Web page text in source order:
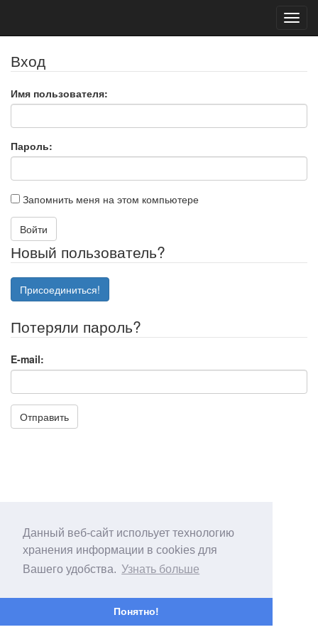
Данный веб-сайт испольует технологию
хранения информации в cookies для
Вашего удобства. Узнать больше
Понятно!
Вход
Имя пользователя:
Пароль:
Запомнить меня на этом компьютере
Войти
Новый пользователь?
Присоединиться!
Потеряли пароль?
E-mail:
Отправить